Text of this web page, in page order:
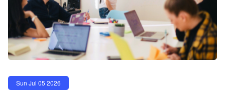
Sun Jul 05 2026